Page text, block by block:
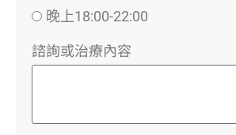
晚上18:00-22:00
諮詢或治療內容